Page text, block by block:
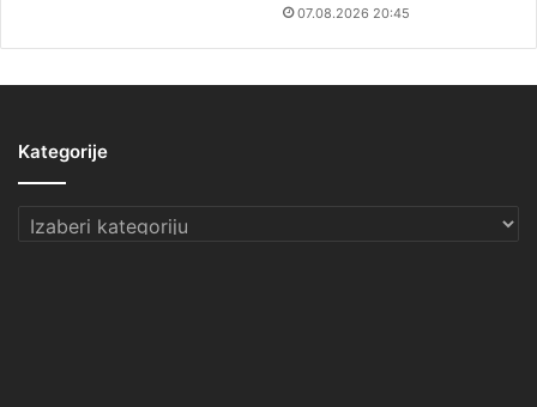
07.08.2026 20:45
Kategorije
Kategorije